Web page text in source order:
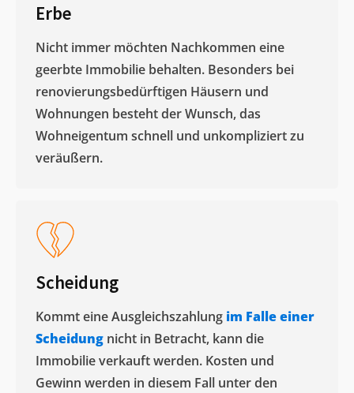
Erbe
Nicht immer möchten Nachkommen eine
geerbte Immobilie behalten. Besonders bei
renovierungsbedürftigen Häusern und
Wohnungen besteht der Wunsch, das
Wohneigentum schnell und unkompliziert zu
veräußern. ​
Scheidung
Kommt eine Ausgleichszahlung im Falle einer
Scheidung nicht in Betracht, kann die
Immobilie verkauft werden. Kosten und
Gewinn werden in diesem Fall unter den